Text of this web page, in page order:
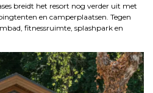
breidt het resort nog verder uit met
en camperplaatsen. Tegen
fitnessruimte, splashpark en